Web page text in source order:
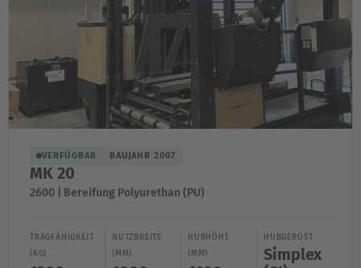
VERFÜGBAR BAUJAHR 2007
MK 20
2600 | Bereifung Polyurethan (PU)
TRAGFÄHIGKEIT
(KG)
NUTZBREITE
(MM)
HUBHÖHE
(MM)
HUBGERÜST
Simplex